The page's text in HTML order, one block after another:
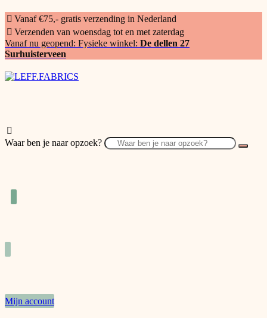
Vanaf €75,- gratis verzending in Nederland
Verzenden van woensdag tot en met zaterdag
Vanaf nu geopend: Fysieke winkel: De dellen 27
Surhuisterveen
Waar ben je naar opzoek?
Mijn account